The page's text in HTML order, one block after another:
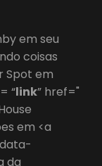
em seu
coisas
Spot em
“link” href="
em <a
da